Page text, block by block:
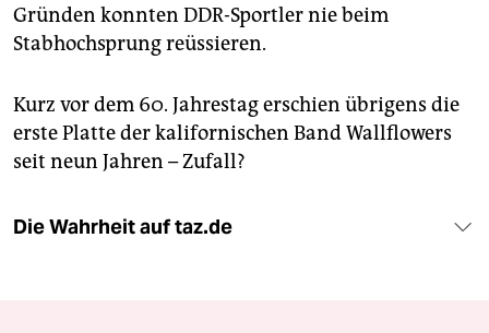
Gründen konnten DDR-Sportler nie beim
Stabhochsprung reüssieren.
Kurz vor dem 60. Jahrestag erschien übrigens die
erste Platte der kalifornischen Band Wall­flowers
seit neun Jahren – Zufall?
Die Wahrheit auf taz.de